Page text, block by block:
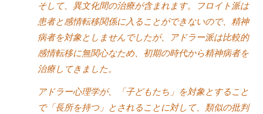
そして、異文化間の治療が含まれます。フロイト派は
患者と感情転移関係に入ることができないので、精神
病者を対象としませんでしたが、アドラー派は比較的
感情転移に無関心なため、初期の時代から精神病者を
治療してきました。
アドラー心理学が、「子どもたち」を対象とすること
で「長所を持つ」とされることに対して、類似の批判